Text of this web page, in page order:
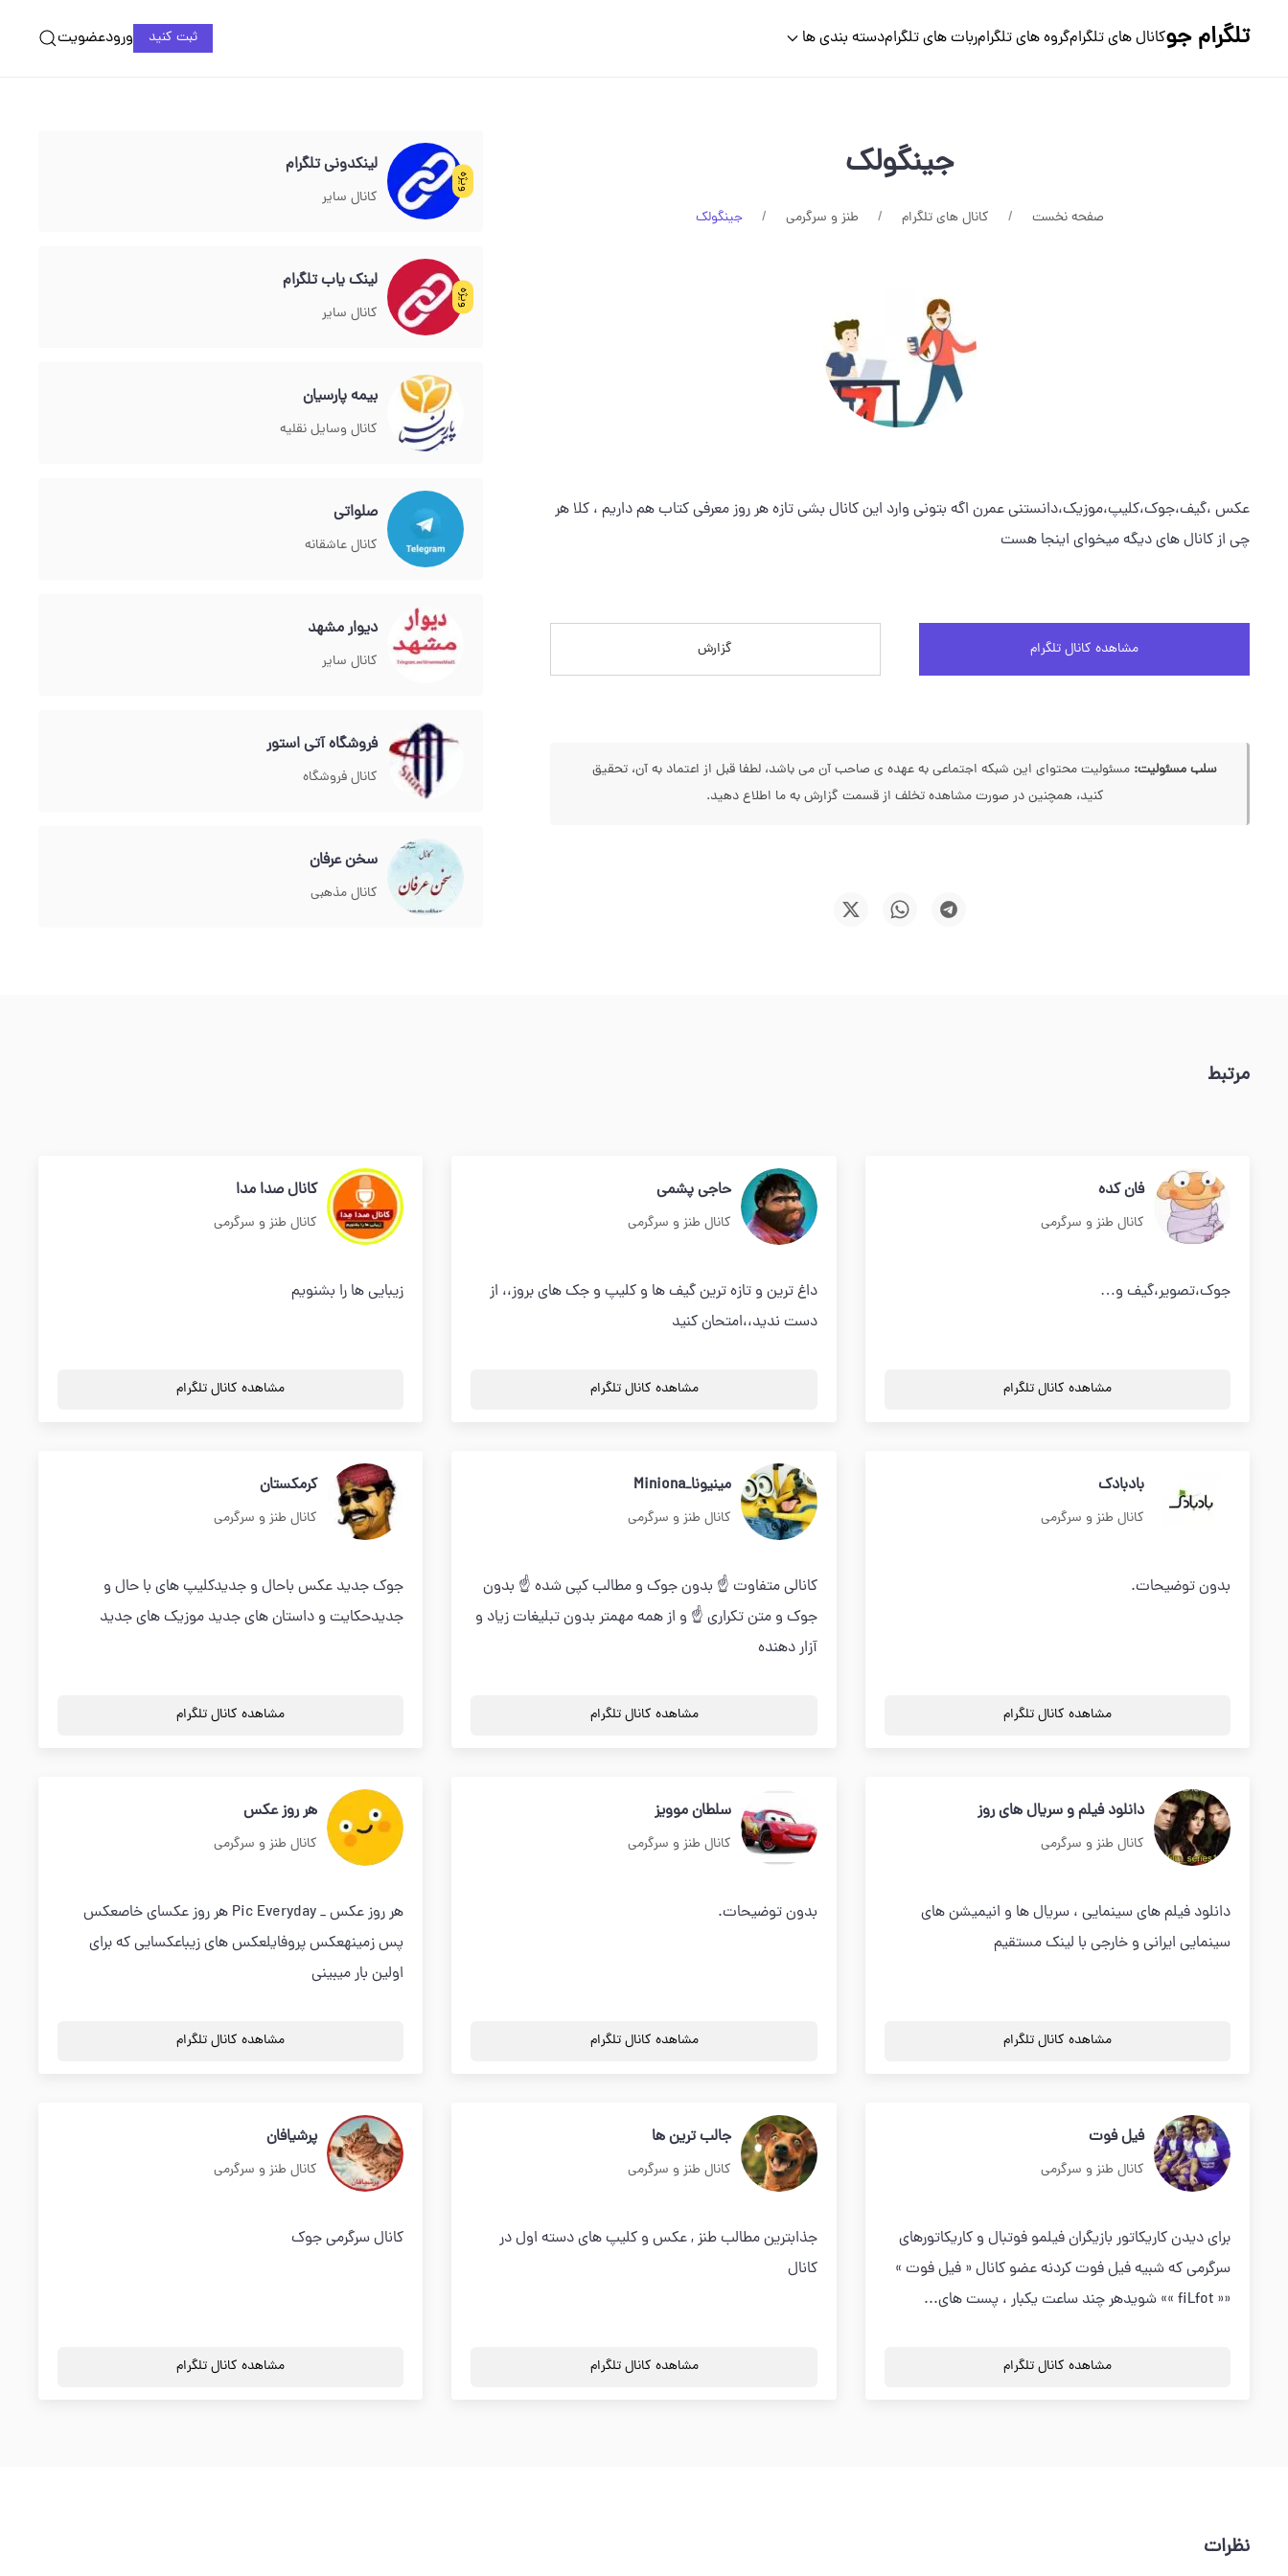
تلگرام جوکانال های تلگرامگروه های تلگرامربات های تلگرامدسته بندی ها ثبت کنید ورودعضویت
جینگولک
صفحه نخست کانال های تلگرام طنز و سرگرمی جینگولک
عکس ،گیف،جوک،کلیپ،موزیک،دانستنی عمرن اگه بتونی وارد این کانال بشی تازه هر روز معرفي کتاب هم داريم ، کلا هر
چي از کانال هاي ديگه ميخواي اينجا هست
مشاهده کانال تلگرام گزارش
سلب مسئولیت: مسئولیت محتوای این شبکه اجتماعی به عهده ی صاحب آن می باشد، لطفا قبل از اعتماد به آن، تحقیق
کنید، همچنین در صورت مشاهده تخلف از قسمت گزارش به ما اطلاع دهید.
ویژه
لینکدونی تلگرام
کانال سایر
ویژه
لینک یاب تلگرام
کانال سایر
بيمه پارسيان
کانال وسایل نقلیه
صلواتی
کانال عاشقانه
دیوار مشهد
کانال سایر
فروشگاه آتی استور
کانال فروشگاه
سخن عرفان
کانال مذهبی
مرتبط
فان کده
کانال طنز و سرگرمی
جوک،تصویر،گیف و…
مشاهده کانال تلگرام
حاجی پشمی
کانال طنز و سرگرمی
داغ ترین و تازه ترین گیف ها و کلیپ و جک های بروز،، از
دست ندید،،امتحان کنید
مشاهده کانال تلگرام
کانال صدا مدا
کانال طنز و سرگرمی
زیبایی ها را بشنویم
مشاهده کانال تلگرام
بادبادک
کانال طنز و سرگرمی
بدون توضیحات.
مشاهده کانال تلگرام
مینیونا_Miniona
کانال طنز و سرگرمی
کانالی متفاوت ☝ بدون جوک و مطالب کپی شده ☝ بدون
جوک و متن تکراری ☝ و از همه مهمتر بدون تبلیغات زیاد و
آزار دهنده
مشاهده کانال تلگرام
کرمکستان
کانال طنز و سرگرمی
جوک جدید عکس باحال و جدیدکلیپ های با حال و
جدیدحکایت و داستان های جدید موزیک های جدید
مشاهده کانال تلگرام
دانلود فیلم و سریال های روز
کانال طنز و سرگرمی
دانلود فیلم های سینمایی ، سریال ها و انیمیشن های
سینمایی ایرانی و خارجی با لینک مستقیم
مشاهده کانال تلگرام
سلطان موویز
کانال طنز و سرگرمی
بدون توضیحات.
مشاهده کانال تلگرام
هر روز عکس
کانال طنز و سرگرمی
هر روز عکس _ Pic Everyday هر روز عکسای خاصعکس
پس زمینهعکس پروفایلعکس های زیباعکسایی که برای
اولین بار میبینی
مشاهده کانال تلگرام
فیل فوت
کانال طنز و سرگرمی
برای دیدن کاریکاتور بازیگران فیلمو فوتبال و کاریکاتورهای
سرگرمی که شبیه فیل فوت کردنه عضو کانال « فیل فوت »
«« fiLfot »» شویدهر چند ساعت یکبار ، پست های...
مشاهده کانال تلگرام
جالب ترين ها
کانال طنز و سرگرمی
جذابترين مطالب طنز , عکس و کلیپ های دسته اول در
كانال
مشاهده کانال تلگرام
پرشیافان
کانال طنز و سرگرمی
کانال سرگرمی جوک
مشاهده کانال تلگرام
نظرات